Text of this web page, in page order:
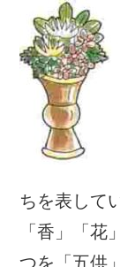
ちを表して
「香」「
つを「五供